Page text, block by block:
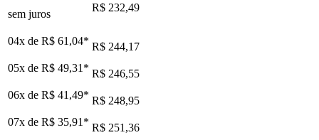
sem juros
R$ 232,49
04x de R$ 61,04* R$ 244,17
05x de R$ 49,31 * R$ 246,55
06x de R$ 41,49* R$ 248,95
07x de R$ 35,91 * R$ 251,36